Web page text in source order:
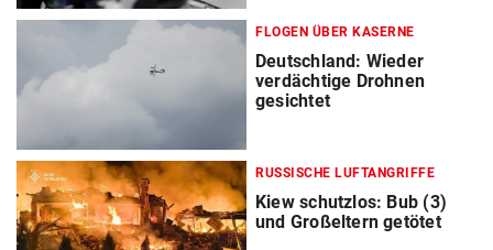
FLOGEN ÜBER KASERNE
Deutschland: Wieder
verdächtige Drohnen
gesichtet
RUSSISCHE LUFTANGRIFFE
Kiew schutzlos: Bub (3)
und Großeltern getötet